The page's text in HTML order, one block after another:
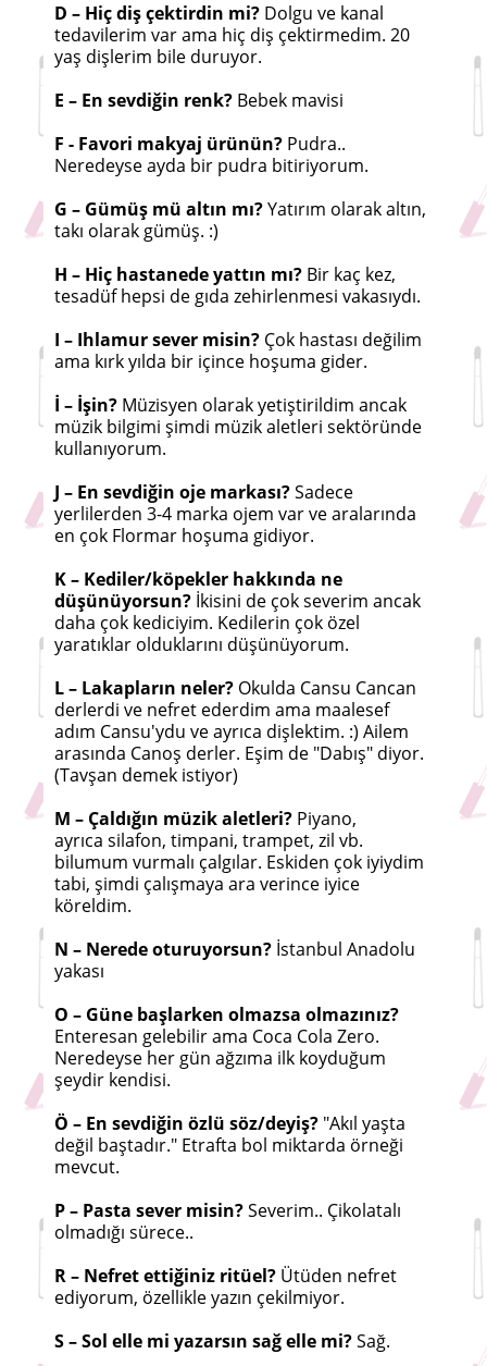
D – Hiç diş çektirdin mi? Dolgu ve kanal
tedavilerim var ama hiç diş çektirmedim. 20
yaş dişlerim bile duruyor.
E – En sevdiğin renk? Bebek mavisi
F - Favori makyaj ürünün? Pudra..
Neredeyse ayda bir pudra bitiriyorum.
G – Gümüş mü altın mı?Yatırım olarak altın,
takı olarak gümüş. :)
H – Hiç hastanede yattın mı? Bir kaç kez,
tesadüf hepsi de gıda zehirlenmesi vakasıydı.
I – Ihlamur sever misin? Çok hastası değilim
ama kırk yılda bir içince hoşuma gider.
İ – İşin? Müzisyen olarak yetiştirildim ancak
müzik bilgimi şimdi müzik aletleri sektöründe
kullanıyorum.
J – En sevdiğin oje markası?Sadece
yerlilerden 3-4 marka ojem var ve aralarında
en çok Flormar hoşuma gidiyor.
K – Kediler/köpekler hakkında ne
düşünüyorsun? İkisini de çok severim ancak
daha çok kediciyim. Kedilerin çok özel
yaratıklar olduklarını düşünüyorum.
L – Lakapların neler? Okulda Cansu Cancan
derlerdi ve nefret ederdim ama maalesef
adım Cansu'ydu ve ayrıca dişlektim. :) Ailem
arasında Canoş derler. Eşim de "Dabış" diyor.
(Tavşan demek istiyor)
M – Çaldığın müzik aletleri? Piyano,
ayrıca silafon, timpani, trampet, zil vb.
bilumum vurmalı çalgılar. Eskiden çok iyiydim
tabi, şimdi çalışmaya ara verince iyice
köreldim.
N – Nerede oturuyorsun? İstanbul Anadolu
yakası
O – Güne başlarken olmazsa olmazınız?
Enteresan gelebilir ama Coca Cola Zero.
Neredeyse her gün ağzıma ilk koyduğum
şeydir kendisi.
Ö – En sevdiğin özlü söz/deyiş? "Akıl yaşta
değil baştadır." Etrafta bol miktarda örneği
mevcut.
P – Pasta sever misin?Severim.. Çikolatalı
olmadığı sürece..
R – Nefret ettiğiniz ritüel? Ütüden nefret
ediyorum, özellikle yazın çekilmiyor.
S – Sol elle mi yazarsın sağ elle mi?Sağ.